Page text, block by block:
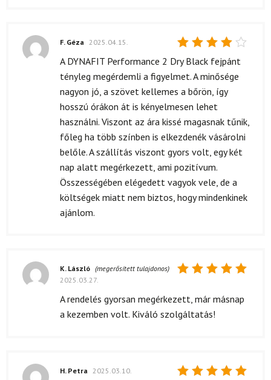
Értékelés:
4
F. Géza 2025.04.15.
A DYNAFIT Performance 2 Dry Black fejpánt
tényleg megérdemli a figyelmet. A minősége
nagyon jó, a szövet kellemes a bőrön, így
hosszú órákon át is kényelmesen lehet
használni. Viszont az ára kissé magasnak tűnik,
főleg ha több színben is elkezdenék vásárolni
belőle. A szállítás viszont gyors volt, egy két
nap alatt megérkezett, ami pozitívum.
Összességében elégedett vagyok vele, de a
költségek miatt nem biztos, hogy mindenkinek
ajánlom.
5/ 5
K. László (megerősített tulajdonos)
2025.03.27.
A rendelés gyorsan megérkezett, már másnap
a kezemben volt. Kiváló szolgáltatás!
H. Petra 2025.03.10.